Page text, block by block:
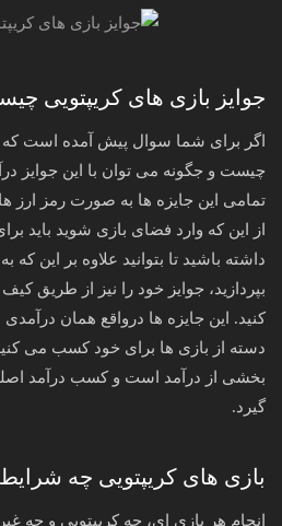
جوایز بازی های کریپتویی
اگر برای شما سوال پیش آمده است که
چیست و جگونه می توان با این جوایز
تمامی این جایزه ها به صورت رمز ارز
از این که وارد فضای بازی شوید باید
داشته باشید تا بتوانید علاوه بر این
بپردازید، جوایز خود را نیز از طریق
کنید. این جایزه ها درواقع همان
دسته از بازی ها برای خود کسب می
بخشی از درآمد است و کسب درآمد
گیرد.
بازی های کریپتویی چه
انجام هر بازی ای، چه کریپتویی و چه